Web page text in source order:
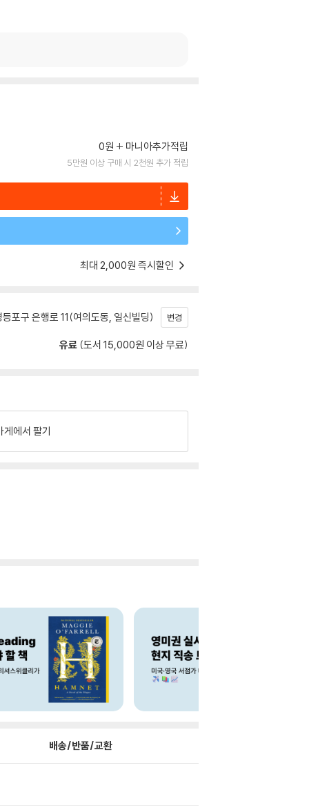
0원 마니아추가적립
5만원 이상 구매 시 2천원 추가 적립
최대 2,000원 즉시할인
포구 은행로 11(여의도동, 일신빌딩) 변경
유료 (도서 15,000원 이상 무료)
게에서 팔기
배송/반품/교환